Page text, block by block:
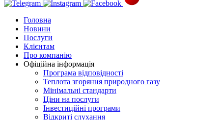
Головна
Новини
Послуги
Клієнтам
Про компанію
Офіційна інформація
Програма відповідності
Теплота згоряння природного газу
Мінімальні стандарти
Ціни на послуги
Інвестиційні програми
Відкриті слухання